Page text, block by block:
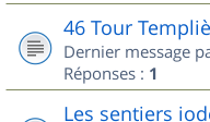
46 Tour
Dernier message
Réponses : 1
Les sentiers